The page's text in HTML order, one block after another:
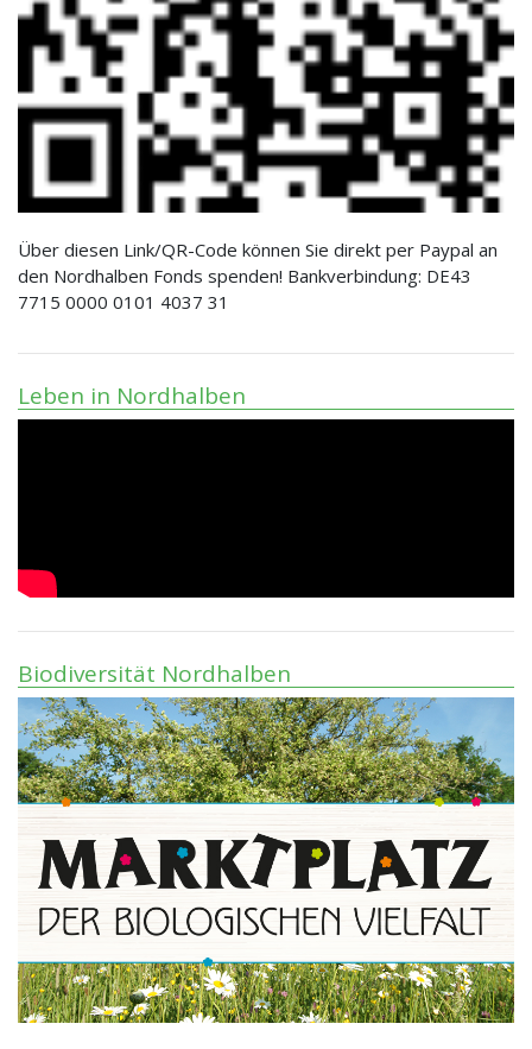
Über diesen Link/QR-Code können Sie direkt per Paypal an
den Nordhalben Fonds spenden! Bankverbindung: DE43
7715 0000 0101 4037 31
Leben in Nordhalben
Biodiversität Nordhalben